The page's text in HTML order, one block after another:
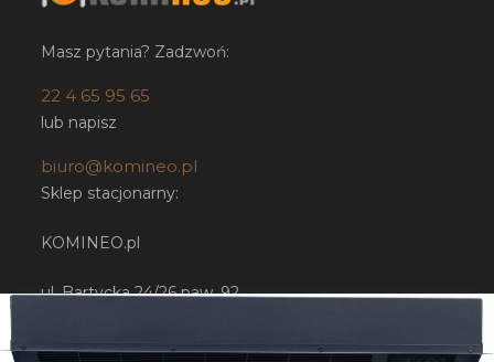
Masz pytania? Zadzwoń:
22 4 65 95 65
lub napisz
biuro@komineo.pl
Sklep stacjonarny:
KOMINEO.pl
ul. Bartycka 24/26 paw. 92